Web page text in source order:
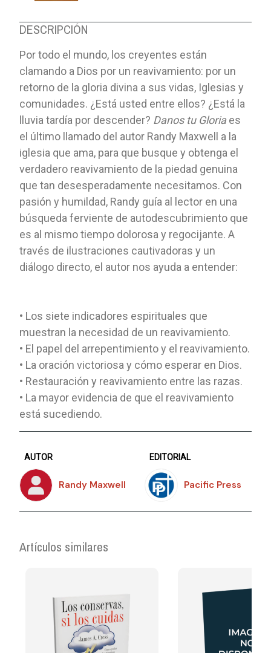
DESCRIPCIÓN
Por todo el mundo, los creyentes están
clamando a Dios por un reavivamiento: por un
retorno de la gloria divina a sus vidas, Iglesias y
comunidades. ¿Está usted entre ellos? ¿Está la
lluvia tardía por descender? Danos tu Gloriaes
el último llamado del autor Randy Maxwell a la
iglesia que ama, para que busque y obtenga el
verdadero reavivamiento de la piedad genuina
que tan desesperadamente necesitamos. Con
pasión y humildad, Randy guía al lector en una
búsqueda ferviente de autodescubrimiento que
es al mismo tiempo dolorosa y regocijante. A
través de ilustraciones cautivadoras y un
diálogo directo, el autor nos ayuda a entender:
• Los siete indicadores espirituales que
muestran la necesidad de un reavivamiento.
• El papel del arrepentimiento y el reavivamiento.
• La oración victoriosa y cómo esperar en Dios.
• Restauración y reavivamiento entre las razas.
• La mayor evidencia de que el reavivamiento
está sucediendo.
AUTOR
Randy Maxwell
EDITORIAL
Pacific Press
Artículos similares